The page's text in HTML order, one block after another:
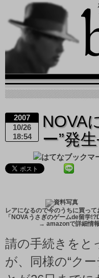
2007
10/26
18:54
NOVA
ー”発
レアになるので今のうちに買って
「NOVAうさぎのゲームde留学
→ amazonで詳細情
請の手続きをと
が、同様の“ク